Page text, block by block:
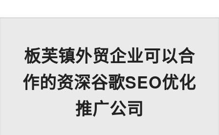
板芙镇外贸企业可以合
作的资深谷歌SEO优化
推广公司